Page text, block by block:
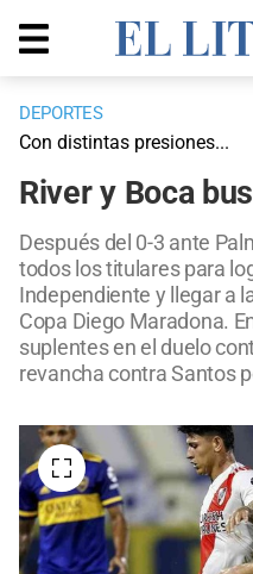
DEPORTES
Con distintas presiones...
River y Boca
Después del 0-3 ante
todos los titulares para
Independiente y llegar a
Copa Diego Maradona.
suplentes en el duelo
revancha contra Santos